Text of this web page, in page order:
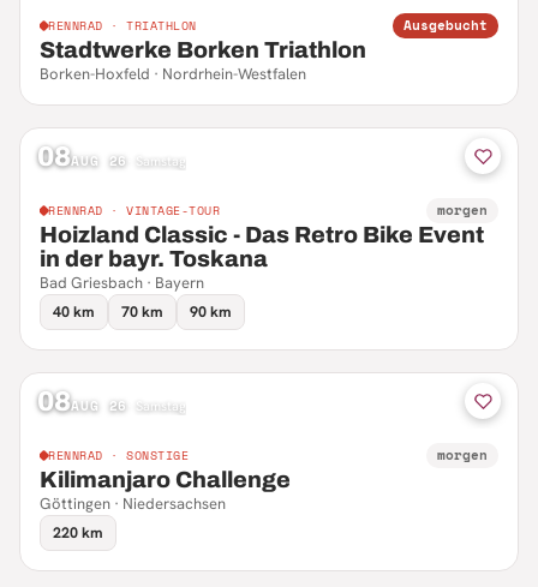
RENNRAD · TRIATHLON Ausgebucht
Stadtwerke Borken Triathlon
Borken-Hoxfeld · Nordrhein-Westfalen
08AUG 26 Samstag
RENNRAD · VINTAGE-TOUR morgen
Hoizland Classic - Das Retro Bike Event
in der bayr. Toskana
Bad Griesbach · Bayern
40 km
70 km 90 km
08AUG 26 Samstag
RENNRAD · SONSTIGE morgen
Kilimanjaro Challenge
Göttingen · Niedersachsen
220 km